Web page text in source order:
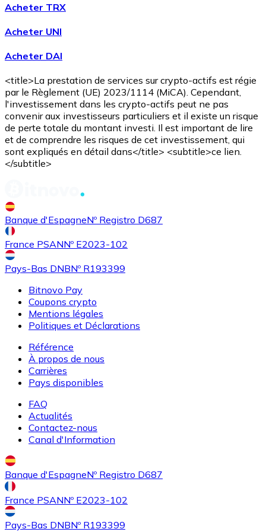
AcheterAvalanche
AcheterUniswapavec virement bancaire
UNI
Acheter
ETC
Acheter TRX
Acheter UNI
Acheter DAI
<title>La prestation de services sur crypto-actifs est régie
par le Règlement (UE) 2023/1114 (MiCA). Cependant,
l'investissement dans les crypto-actifs peut ne pas
convenir aux investisseurs particuliers et il existe un risque
de perte totale du montant investi. Il est important de lire
et de comprendre les risques de cet investissement, qui
sont expliqués en détail dans</title> <subtitle>ce lien.
</subtitle>
Banque d'EspagneNº Registro D687
France PSANNº E2023-102
Pays-Bas DNBNº R193399
Bitnovo Pay
Coupons crypto
Mentions légales
Politiques et Déclarations
Référence
À propos de nous
Carrières
Pays disponibles
FAQ
Actualités
Contactez-nous
Canal d'Information
Banque d'EspagneNº Registro D687
France PSANNº E2023-102
Pays-Bas DNBNº R193399